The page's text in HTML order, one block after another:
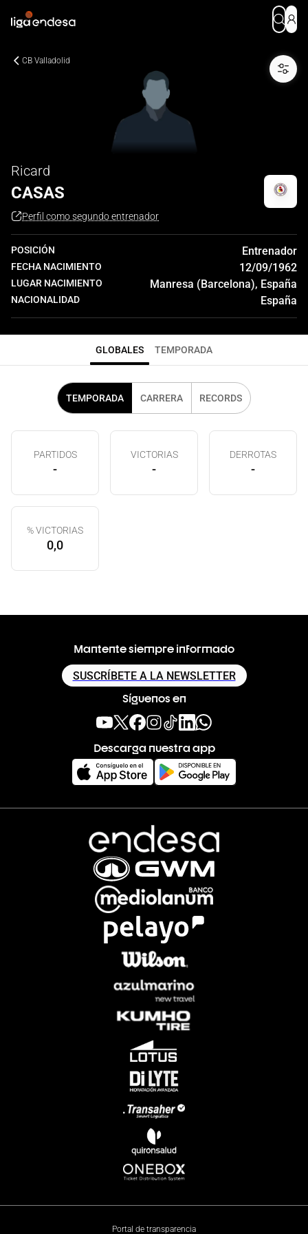
CB Valladolid
Ricard
CASAS
Perfil como segundo entrenador
POSICIÓN Entrenador
FECHA NACIMIENTO 12/09/1962
LUGAR NACIMIENTO Manresa (Barcelona), España
NACIONALIDAD España
GLOBALES TEMPORADA
TEMPORADA CARRERA RECORDS
PARTIDOS
-
VICTORIAS
-
DERROTAS
-
% VICTORIAS
0,0
Mantente siempre informado
SUSCRÍBETE A LA NEWSLETTER
Síguenos en
Descarga nuestra app
Portal de transparencia